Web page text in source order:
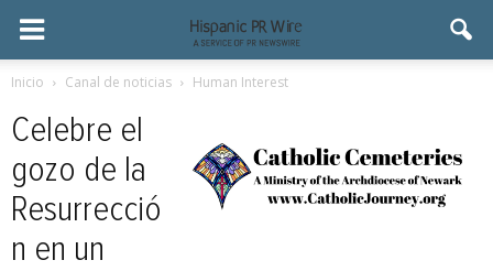
Inicio Canal de noticias Human Interest
Celebre el
gozo de la
Resurrecció
n en un